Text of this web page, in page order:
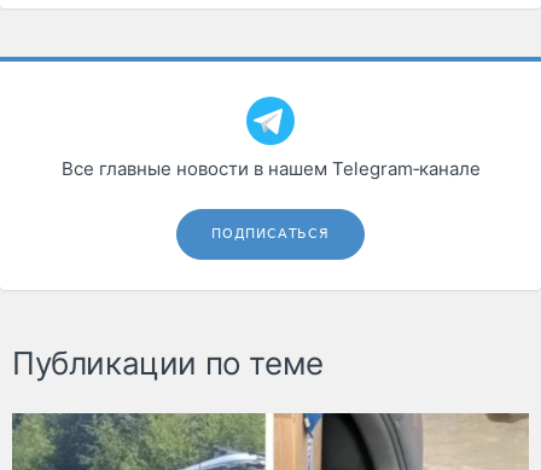
Все главные новости в нашем Telegram‑канале
ПОДПИСАТЬСЯ
Публикации по теме